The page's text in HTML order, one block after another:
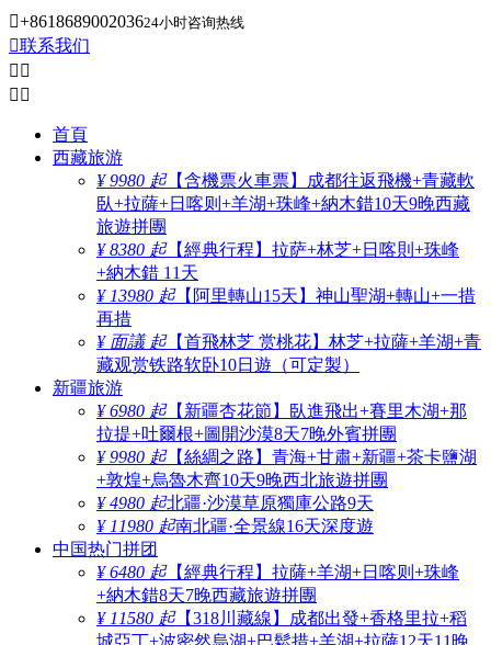
+861868900203624小时咨询热线
联系我们
 
 
首頁
西藏旅游
¥ 9980 起【含機票火車票】成都往返飛機+青藏軟
臥+拉薩+日喀则+羊湖+珠峰+納木錯10天9晚西藏
旅遊拼團
¥ 8380 起【經典行程】拉萨+林芝+日喀則+珠峰
+納木錯 11天
¥ 13980 起【阿里轉山15天】神山聖湖+轉山+一措
再措
¥ 面議 起【首飛林芝 赏桃花】林芝+拉薩+羊湖+青
藏观赏铁路软卧10日遊（可定製）
新疆旅游
¥ 6980 起【新疆杏花節】臥進飛出+賽里木湖+那
拉提+吐爾根+圖開沙漠8天7晚外賓拼團
¥ 9980 起【絲綢之路】青海+甘肅+新疆+茶卡鹽湖
+敦煌+烏魯木齊10天9晚西北旅遊拼團
¥ 4980 起北疆·沙漠草原獨庫公路9天
¥ 11980 起南北疆·全景線16天深度遊
中国热门拼团
¥ 6480 起【經典行程】拉薩+羊湖+日喀则+珠峰
+納木錯8天7晚西藏旅遊拼團
¥ 11580 起【318川藏線】成都出發+香格里拉+稻
城亞丁+波密然烏湖+巴鬆措+羊湖+拉薩12天11晚